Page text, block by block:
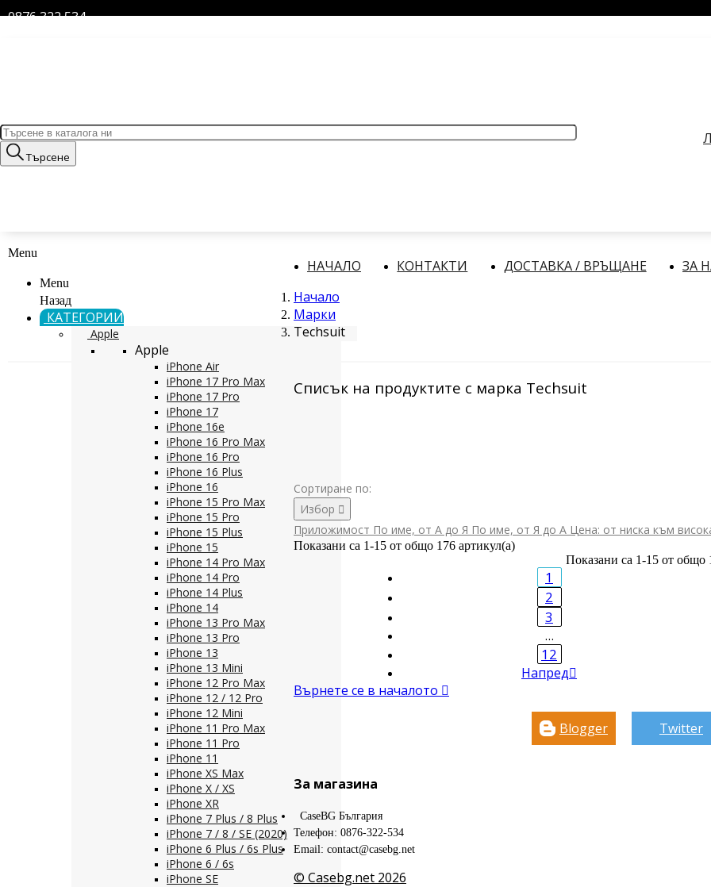
0876 322 534
Търсене
Menu
Menu
Назад
КАТЕГОРИИ
Apple
Apple
iPhone Air
iPhone 17 Pro Max
iPhone 17 Pro
iPhone 17
iPhone 16e
iPhone 16 Pro Max
iPhone 16 Pro
iPhone 16 Plus
iPhone 16
iPhone 15 Pro Max
iPhone 15 Pro
iPhone 15 Plus
iPhone 15
iPhone 14 Pro Max
iPhone 14 Pro
iPhone 14 Plus
iPhone 14
iPhone 13 Pro Max
iPhone 13 Pro
iPhone 13
iPhone 13 Mini
iPhone 12 Pro Max
iPhone 12 / 12 Pro
iPhone 12 Mini
iPhone 11 Pro Max
iPhone 11 Pro
iPhone 11
iPhone XS Max
iPhone X / XS
iPhone XR
iPhone 7 Plus / 8 Plus
iPhone 7 / 8 / SE (2020)
iPhone 6 Plus / 6s Plus
iPhone 6 / 6s
iPhone SE
НАЧАЛО КОНТАКТИ ДОСТАВКА / ВРЪЩАНЕ ЗА
Начало
Марки
Techsuit
Списък на продуктите с марка Techsuit
Сортиране по:
Избор 
Приложимост По име, от А до Я По име, от Я до А Цена: от ниска към
Показани са 1-15 от общо 176 артикул(а)
Показани са 1-15 от общо
1
2
3
…
12
Напред
Върнете се в началото 
Blogger Twitter
За магазина
CaseBG България
Телефон: 0876-322-534
Email: contact@casebg.net
© Casebg.net 2026